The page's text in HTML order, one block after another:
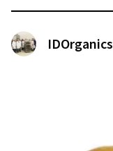
IDOrganics